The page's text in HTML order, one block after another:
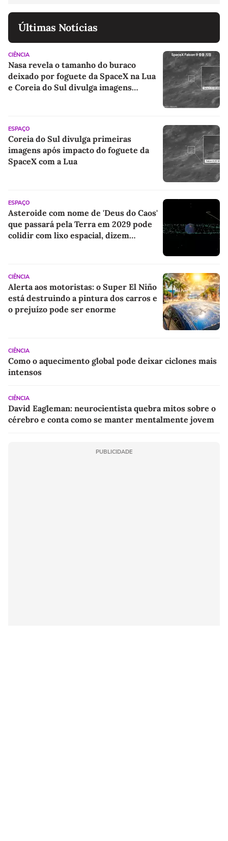
Últimas Notícias
CIÊNCIA
Nasa revela o tamanho do buraco
deixado por foguete da SpaceX na Lua
e Coreia do Sul divulga imagens
ESPAÇO
Coreia do Sul divulga primeiras
imagens após impacto do foguete da
SpaceX com a Lua
ESPAÇO
Asteroide com nome de 'Deus do Caos'
que passará pela Terra em 2029 pode
colidir com lixo espacial, dizem
CIÊNCIA
Alerta aos motoristas: o Super El Niño
está destruindo a pintura dos carros e
o prejuízo pode ser enorme
CIÊNCIA
Como o aquecimento global pode deixar ciclones mais
intensos
CIÊNCIA
David Eagleman: neurocientista quebra mitos sobre o
cérebro e conta como se manter mentalmente jovem
PUBLICIDADE